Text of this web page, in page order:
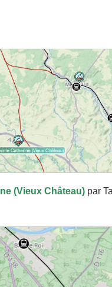
(Vieux Château) par